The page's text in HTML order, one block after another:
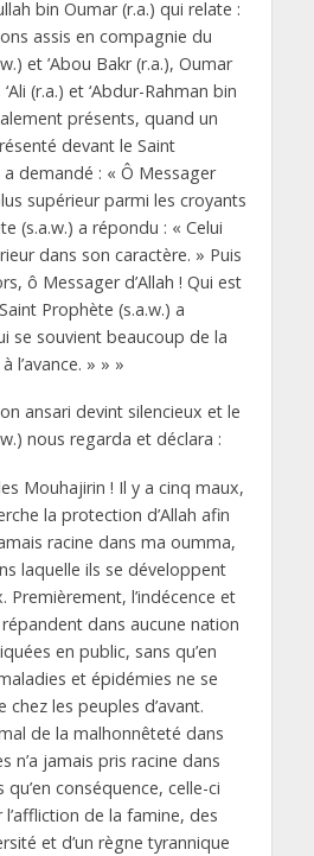
bin Oumar (r.a.) qui relate :
assis en compagnie du
et ’Abou Bakr (r.a.), Oumar
(r.a.) et ‘Abdur-Rahman bin
présents, quand un
devant le Saint
demandé : « Ô Messager
supérieur parmi les croyants
(s.a.w.) a répondu : « Celui
dans son caractère. » Puis
ô Messager d’Allah ! Qui est
Prophète (s.a.w.) a
se souvient beaucoup de la
l’avance. » » »
ansari devint silencieux et le
nous regarda et déclara :
Mouhajirin ! Il y a cinq maux,
la protection d’Allah afin
racine dans ma oumma,
laquelle ils se développent
l’indécence et
dans aucune nation
en public, sans qu’en
et épidémies ne se
les peuples d’avant.
de la malhonnêteté dans
n’a jamais pris racine dans
conséquence, celle-ci
l’affliction de la famine, des
et d’un règne tyrannique